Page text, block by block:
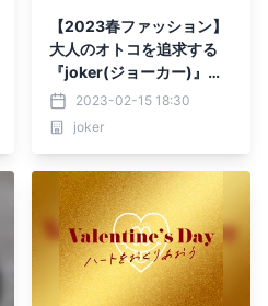
【2023春ファッション】
大人のオトコを追求する
『joker(ジョーカー)』よ
り新作アイテム4点が2月1
5日に発売開始。
2023-02-15 18:30
joker